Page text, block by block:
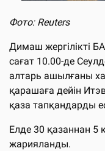
Фото: Reuters
Димаш жергілікті
сағат 10.00-де
алтарь ашылғаны
қарашаға дейін
қаза тапқандарды
Елде 30 қазаннан 5
жарияланды.